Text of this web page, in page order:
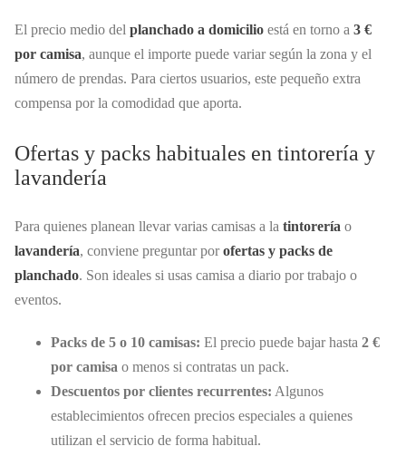
El precio medio del planchado a domicilio está en torno a 3 €
por camisa, aunque el importe puede variar según la zona y el
número de prendas. Para ciertos usuarios, este pequeño extra
compensa por la comodidad que aporta.
Ofertas y packs habituales en tintorería y
lavandería
Para quienes planean llevar varias camisas a la tintorería o
lavandería, conviene preguntar porofertas y packs de
planchado. Son ideales si usas camisa a diario por trabajo o
eventos.
Packs de 5 o 10 camisas: El precio puede bajar hasta 2 €
por camisa o menos si contratas un pack.
Descuentos por clientes recurrentes: Algunos
establecimientos ofrecen precios especiales a quienes
utilizan el servicio de forma habitual.